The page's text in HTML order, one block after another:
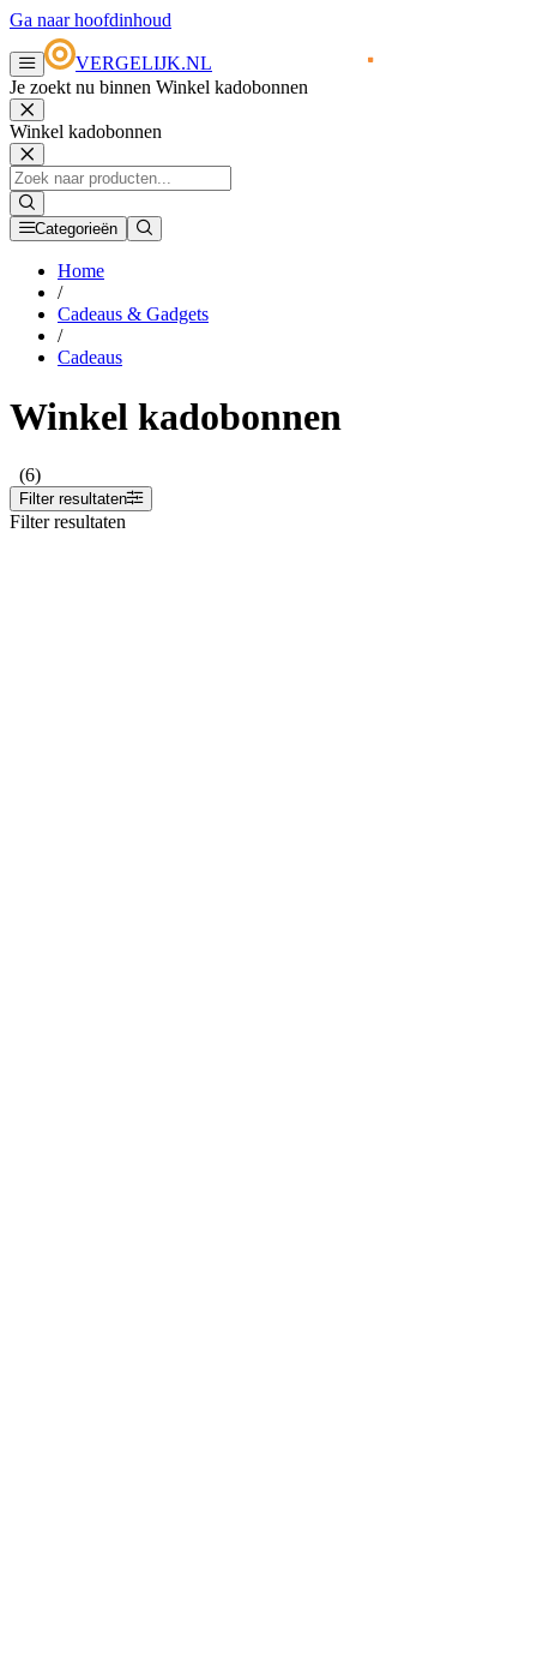
Ga naar hoofdinhoud
VERGELIJK.NL
Je zoekt nu binnen Winkel kadobonnen
Winkel kadobonnen
Categorieën
Home
/
Cadeaus & Gadgets
/
Cadeaus
Winkel kadobonnen
(6)
Filter resultaten
Filter resultaten